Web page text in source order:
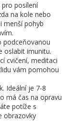
pro posílení
na kole nebo
menší pohyb
podceňovanou
oslabit imunitu.
cvičení, meditaci
vám pomohou
Ideální je 7‑8
má čas na opravu
potíže s
obrazovky